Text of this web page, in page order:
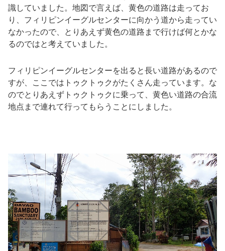
識していました。地図で言えば、黄色の道路は走ってお
り、フィリピンイーグルセンターに向かう道から走ってい
なかったので、とりあえず黄色の道路まで行けば何とかな
るのではと考えていました。
フィリピンイーグルセンターを出ると長い道路があるので
すが、ここではトゥクトゥクがたくさん走っています。な
のでとりあえずトゥクトゥクに乗って、黄色い道路の合流
地点まで連れて行ってもらうことにしました。